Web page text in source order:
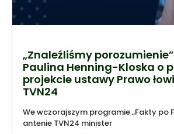
„Znaleźliśmy
Paulina Henning-Kloska o
projekcie ustawy Prawo
TVN24
We wczorajszym programie „Fakty po
antenie TVN24 minister